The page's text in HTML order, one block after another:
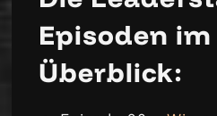
Episoden im
Überblick: